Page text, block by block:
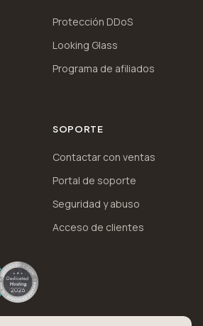
Protección DDoS
Looking Glass
Programa de afiliados
SOPORTE
Contactar con ventas
Portal de soporte
Seguridad y abuso
Acceso de clientes